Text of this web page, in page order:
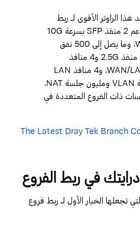
هذا الراوتر الأقوى لـ ربط
فروع الشركات الكبيرة، حيث يدعم 2 منفذ SFP بسرعة 10G
قابلين للتبديل بين WAN/LAN، وما يصل إلى 500 نفق
VPN (منها 200 SSL)، مع 2 منفذ 2.5G و4 منافذ
جيجابايت قابلة للتبديل بين WAN/LAN، و4 منافذ LAN
جيجابايت، كما يدعم 100 شبكة VLAN ومليون جلسة NAT،
ذات الفروع المتعددة في
في ربط الفروع
تجعلها الخيار الأول لـ ربط فروع